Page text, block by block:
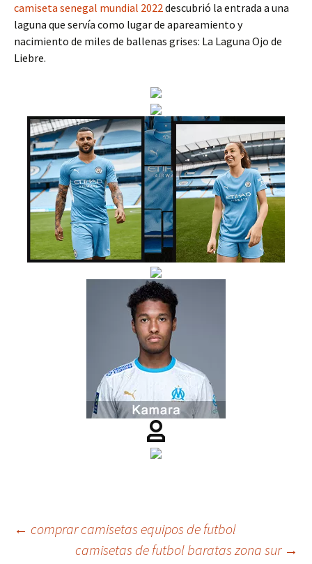
camiseta senegal mundial 2022descubrió la entrada a una
laguna que servía como lugar de apareamiento y
nacimiento de miles de ballenas grises: La Laguna Ojo de
Liebre.
Navegación
← comprar camisetas equipos de futbol
camisetas de futbol baratas zona sur →